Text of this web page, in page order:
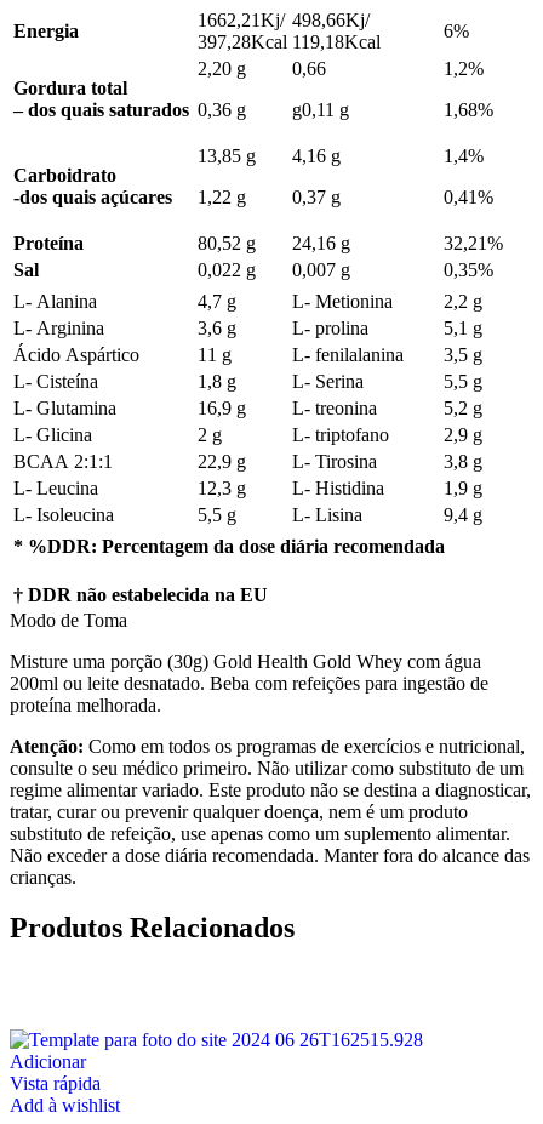
Energia
1662,21Kj/
397,28Kcal
498,66Kj/
119,18Kcal
6%
Gordura total
– dos quais saturados
2,20 g
0,36 g
0,66
g0,11 g
1,2%
1,68%
Carboidrato
-dos quais açúcares
13,85 g
1,22 g
4,16 g
0,37 g
1,4%
0,41%
Proteína 80,52 g 24,16 g
32,21%
Sal
0,022 g 0,007 g
0,35%
L- Alanina
4,7 g L- Metionina
2,2 g
L- Arginina
3,6 g L- prolina
5,1 g
Ácido Aspártico
11 g L- fenilalanina
3,5 g
L- Cisteína
1,8 g L- Serina
5,5 g
L- Glutamina
16,9 g L- treonina
5,2 g
L- Glicina
2 g L- triptofano
2,9 g
BCAA 2:1:1
22,9 g L- Tirosina
3,8 g
L- Leucina
12,3 g L- Histidina
1,9 g
L- Isoleucina
5,5 g L- Lisina
9,4 g
* %DDR: Percentagem da dose diária recomendada
† DDR não estabelecida na EU
Modo de Toma
Misture uma porção (30g) Gold Health Gold Whey com água
200ml ou leite desnatado. Beba com refeições para ingestão de
proteína melhorada.
Atenção: Como em todos os programas de exercícios e nutricional,
consulte o seu médico primeiro. Não utilizar como substituto de um
regime alimentar variado. Este produto não se destina a diagnosticar,
tratar, curar ou prevenir qualquer doença, nem é um produto
substituto de refeição, use apenas como um suplemento alimentar.
Não exceder a dose diária recomendada. Manter fora do alcance das
crianças.
Produtos Relacionados
Adicionar
Vista rápida
Add à wishlist